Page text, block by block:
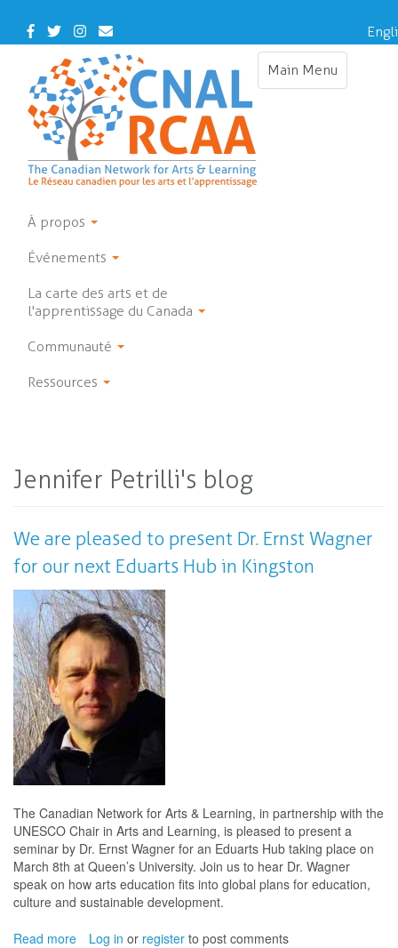
main
Facebook
TwitterInstagram
Contact
Us
Main Menu
Toggle
À propos
Événements
La carte des arts et de
l'apprentissage du Canada
Communauté
Ressources
Jennifer Petrilli's blog
We are pleased to present Dr. Ernst Wagner
for our next Eduarts Hub in Kingston
The Canadian Network for Arts & Learning, in partnership with the
UNESCO Chair in Arts and Learning, is pleased to present a
seminar by Dr. Ernst Wagner for an Eduarts Hub taking place on
March 8th at Queen’s University. Join us to hear Dr. Wagner
speak on how arts education fits into global plans for education,
culture and sustainable development.
Read more about
Log in or register to post comments